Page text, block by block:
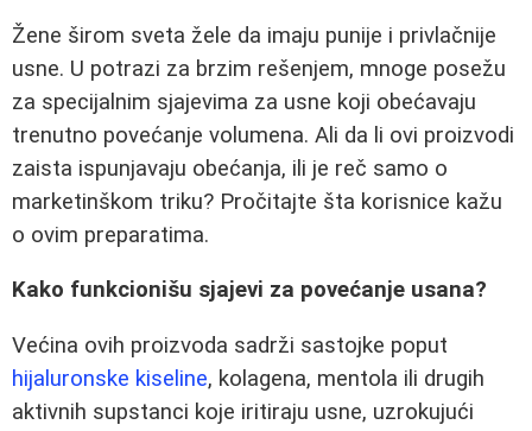
Žene širom sveta žele da imaju punije i privlačnije
usne. U potrazi za brzim rešenjem, mnoge posežu
za specijalnim sjajevima za usne koji obećavaju
trenutno povećanje volumena. Ali da li ovi proizvodi
zaista ispunjavaju obećanja, ili je reč samo o
marketinškom triku? Pročitajte šta korisnice kažu
o ovim preparatima.
Kako funkcionišu sjajevi za povećanje usana?
Većina ovih proizvoda sadrži sastojke poput
hijaluronske kiseline, kolagena, mentola ili drugih
aktivnih supstanci koje iritiraju usne, uzrokujući